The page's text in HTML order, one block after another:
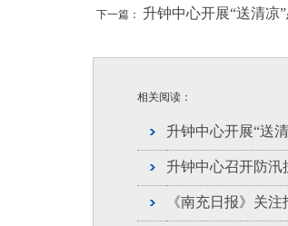
下一篇： 升钟中心开展“送清凉
相关阅读：
升钟中心开展“送
升钟中心召开防汛
《南充日报》关